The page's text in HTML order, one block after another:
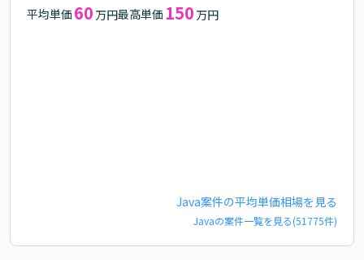
平均単価 60 万円最高単価 150 万円
Java案件の平均単価相場を見る
Javaの案件一覧を見る(51775件)